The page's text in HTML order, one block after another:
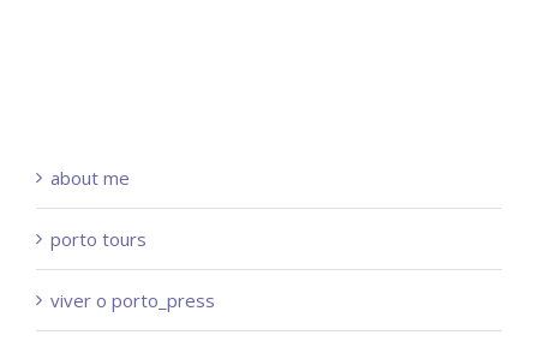
about me
porto tours
viver o porto_press